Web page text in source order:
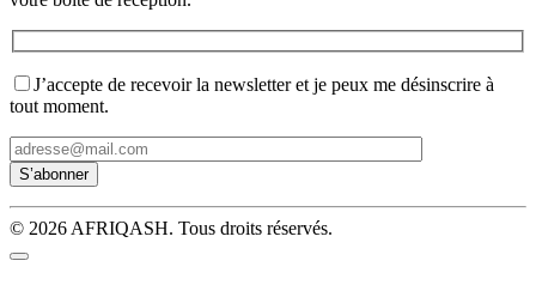
J’accepte de recevoir la newsletter et je peux me désinscrire à
tout moment.
© 2026 AFRIQASH. Tous droits réservés.